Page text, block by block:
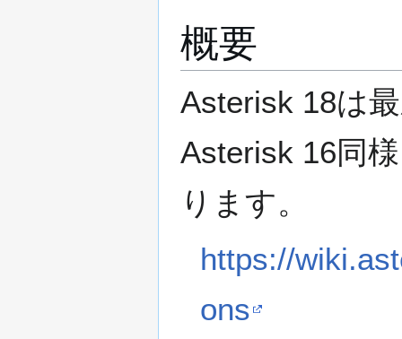
概要
Asterisk 18は
Asterisk 16同
ります。
https://
ons